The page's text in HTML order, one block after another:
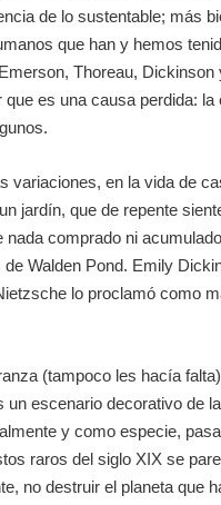
de lo sustentable; más
que han y hemos
Thoreau,
es una causa perdida:
variaciones, en la vida de
jardín, que de repente
comprado ni
Walden Pond. Emily
lo proclamó como
(tampoco les hacía
escenario decorativo de
y como especie,
raros del siglo XIX se
no destruir el planeta que